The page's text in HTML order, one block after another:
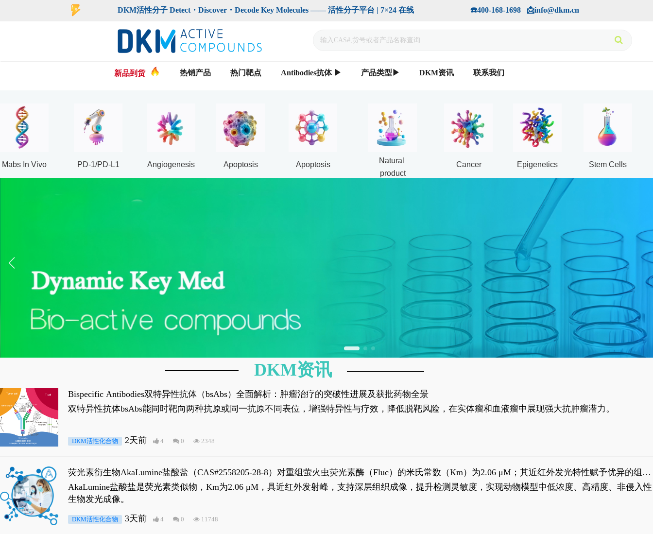
手机版
DKM活性分子 Detect・Discover・Decode Key Molecules —— 活性分子平台 | 7×24 在线                             ☎️400-168-1698   📩info@dkm.cn
新品到货 热销产品 热门靶点 Antibodies抗体 ▶ 产品类型▶ DKM资讯 联系我们
Mabs In Vivo PD-1/PD-L1 Angiogenesis Apoptosis Apoptosis
Natural
product
Cancer Epigenetics Stem Cells
Bispecific Antibodies双特异性抗体（bsAbs）全面解析：肿瘤治疗的突破性进展及获批药物全景
双特异性抗体bsAbs能同时靶向两种抗原或同一抗原不同表位，增强特异性与疗效，降低脱靶风险，在实体瘤和血液瘤中展现强大抗肿瘤潜力。
DKM活性化合物 2天前 4 0 2348
荧光素衍生物AkaLumine盐酸盐（CAS#2558205-28-8）对重组萤火虫荧光素酶（Fluc）的米氏常数（Km）为2.06 μM；其近红外发光特性赋予优异的组织
穿透能力，大幅增强成像信噪比，从而实现活体动物模型中极低给药剂量下的高灵敏度、非侵入式生物发光动态追踪。
AkaLumine盐酸盐是荧光素类似物，Km为2.06 μM，具近红外发射峰，支持深层组织成像，提升检测灵敏度，实现动物模型中低浓度、高精度、非侵入性
生物发光成像。
DKM活性化合物 3天前 4 0 11748
DKM资讯